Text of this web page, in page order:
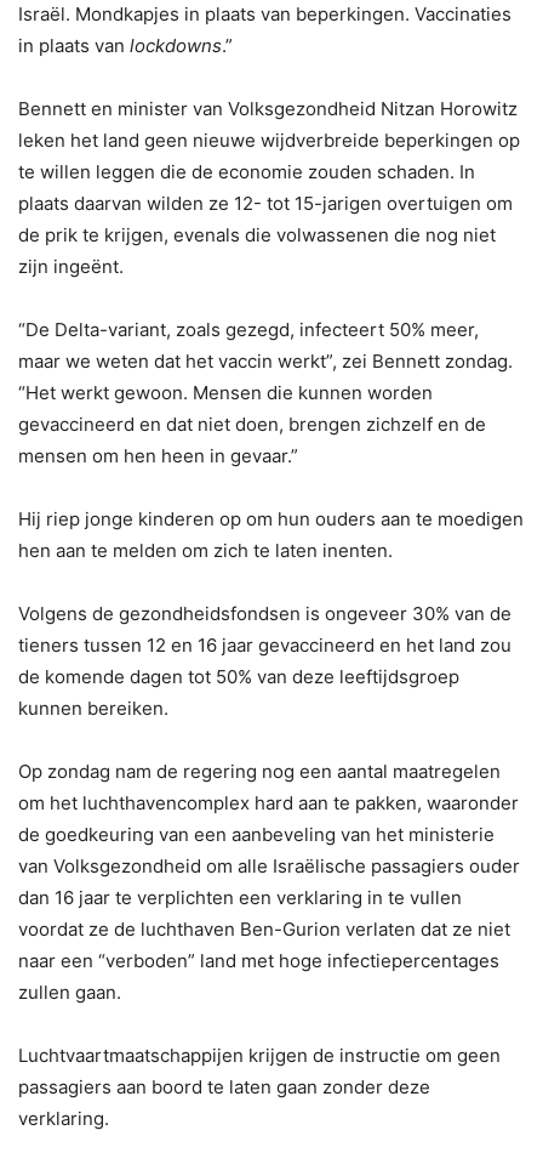
Israël. Mondkapjes in plaats van beperkingen. Vaccinaties
in plaats van lockdowns.”
Bennett en minister van Volksgezondheid Nitzan Horowitz
leken het land geen nieuwe wijdverbreide beperkingen op
te willen leggen die de economie zouden schaden. In
plaats daarvan wilden ze 12- tot 15-jarigen overtuigen om
de prik te krijgen, evenals die volwassenen die nog niet
zijn ingeënt.
“De Delta-variant, zoals gezegd, infecteert 50% meer,
maar we weten dat het vaccin werkt”, zei Bennett zondag.
“Het werkt gewoon. Mensen die kunnen worden
gevaccineerd en dat niet doen, brengen zichzelf en de
mensen om hen heen in gevaar.”
Hij riep jonge kinderen op om hun ouders aan te moedigen
hen aan te melden om zich te laten inenten.
Volgens de gezondheidsfondsen is ongeveer 30% van de
tieners tussen 12 en 16 jaar gevaccineerd en het land zou
de komende dagen tot 50% van deze leeftijdsgroep
kunnen bereiken.
Op zondag nam de regering nog een aantal maatregelen
om het luchthavencomplex hard aan te pakken, waaronder
de goedkeuring van een aanbeveling van het ministerie
van Volksgezondheid om alle Israëlische passagiers ouder
dan 16 jaar te verplichten een verklaring in te vullen
voordat ze de luchthaven Ben-Gurion verlaten dat ze niet
naar een “verboden” land met hoge infectiepercentages
zullen gaan.
Luchtvaartmaatschappijen krijgen de instructie om geen
passagiers aan boord te laten gaan zonder deze
verklaring.